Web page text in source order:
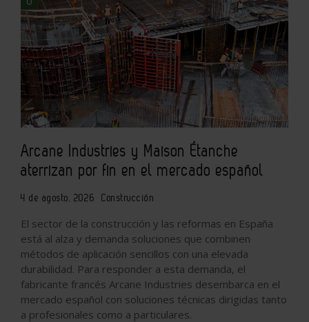
Arcane Industries y Maison Étanche
aterrizan por fin en el mercado español
4 de agosto, 2026 Construcción
El sector de la construcción y las reformas en España
está al alza y demanda soluciones que combinen
métodos de aplicación sencillos con una elevada
durabilidad. Para responder a esta demanda, el
fabricante francés Arcane Industries desembarca en el
mercado español con soluciones técnicas dirigidas tanto
a profesionales como a particulares.